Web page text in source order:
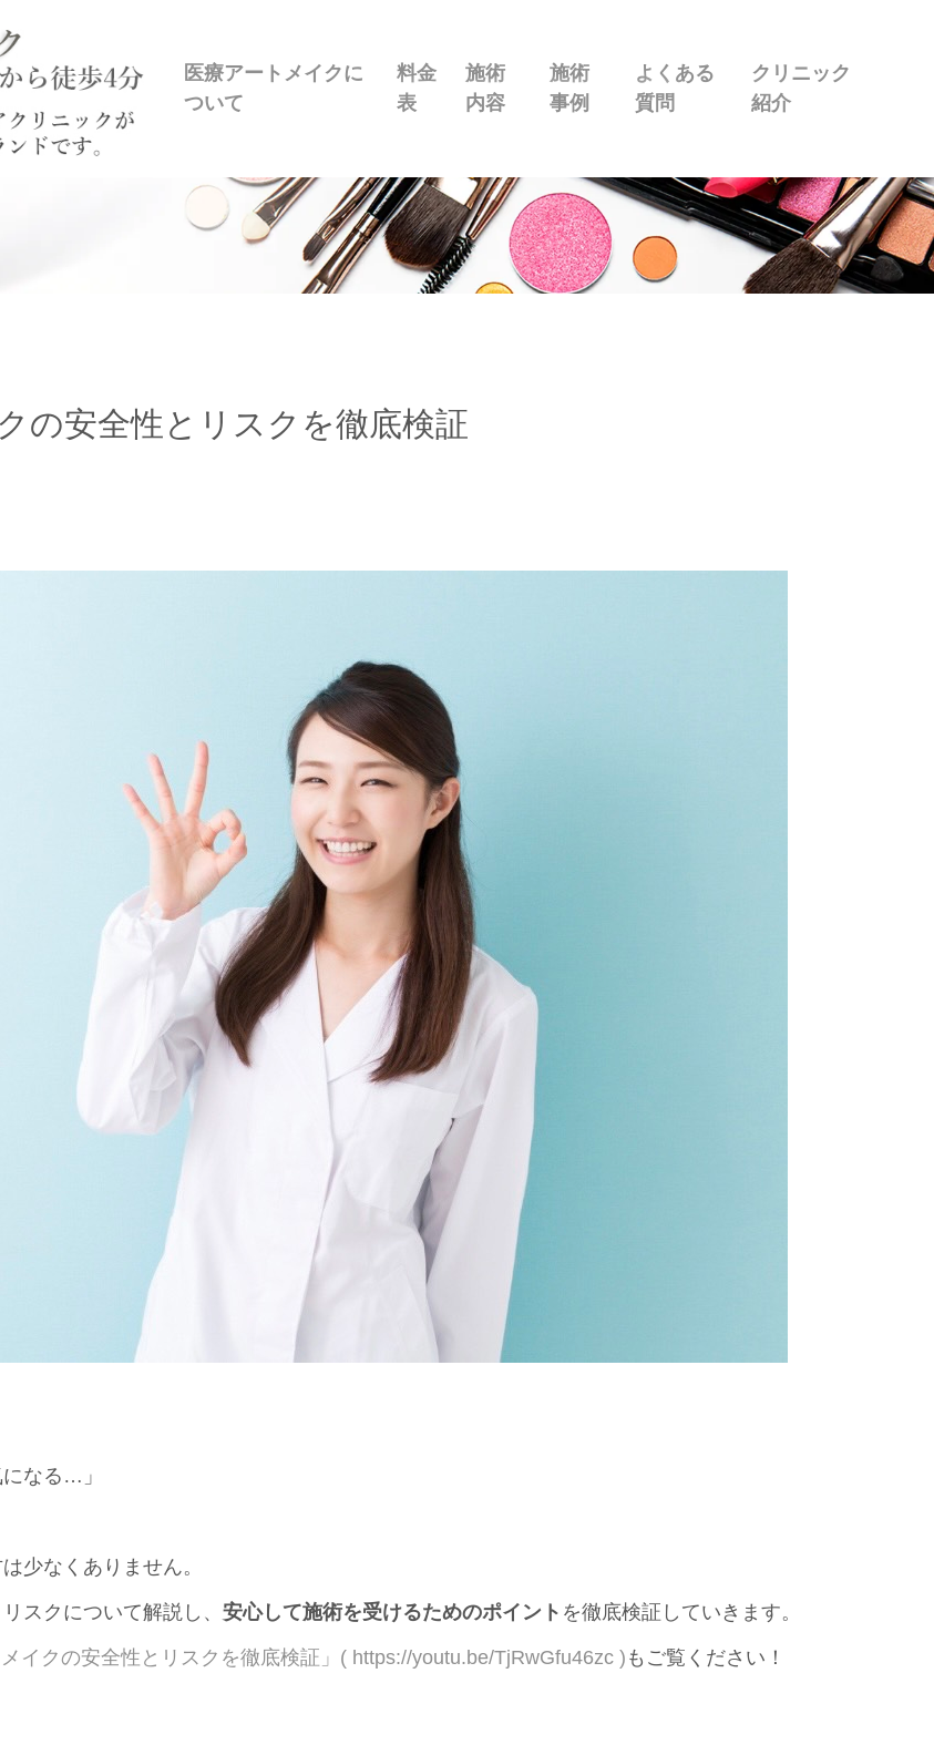
医療アートメイクに
ついて
料金
表
施術
内容
施術
事例
よくある
質問
クリニック
紹介
の安全性とリスクを徹底検証
なる…」
少なくありません。
スクについて解説し、 安心して施術を受けるためのポイント を徹底検証していきます。
イクの安全性とリスクを徹底検証」( https://youtu.be/TjRwGfu46zc ) もご覧ください！